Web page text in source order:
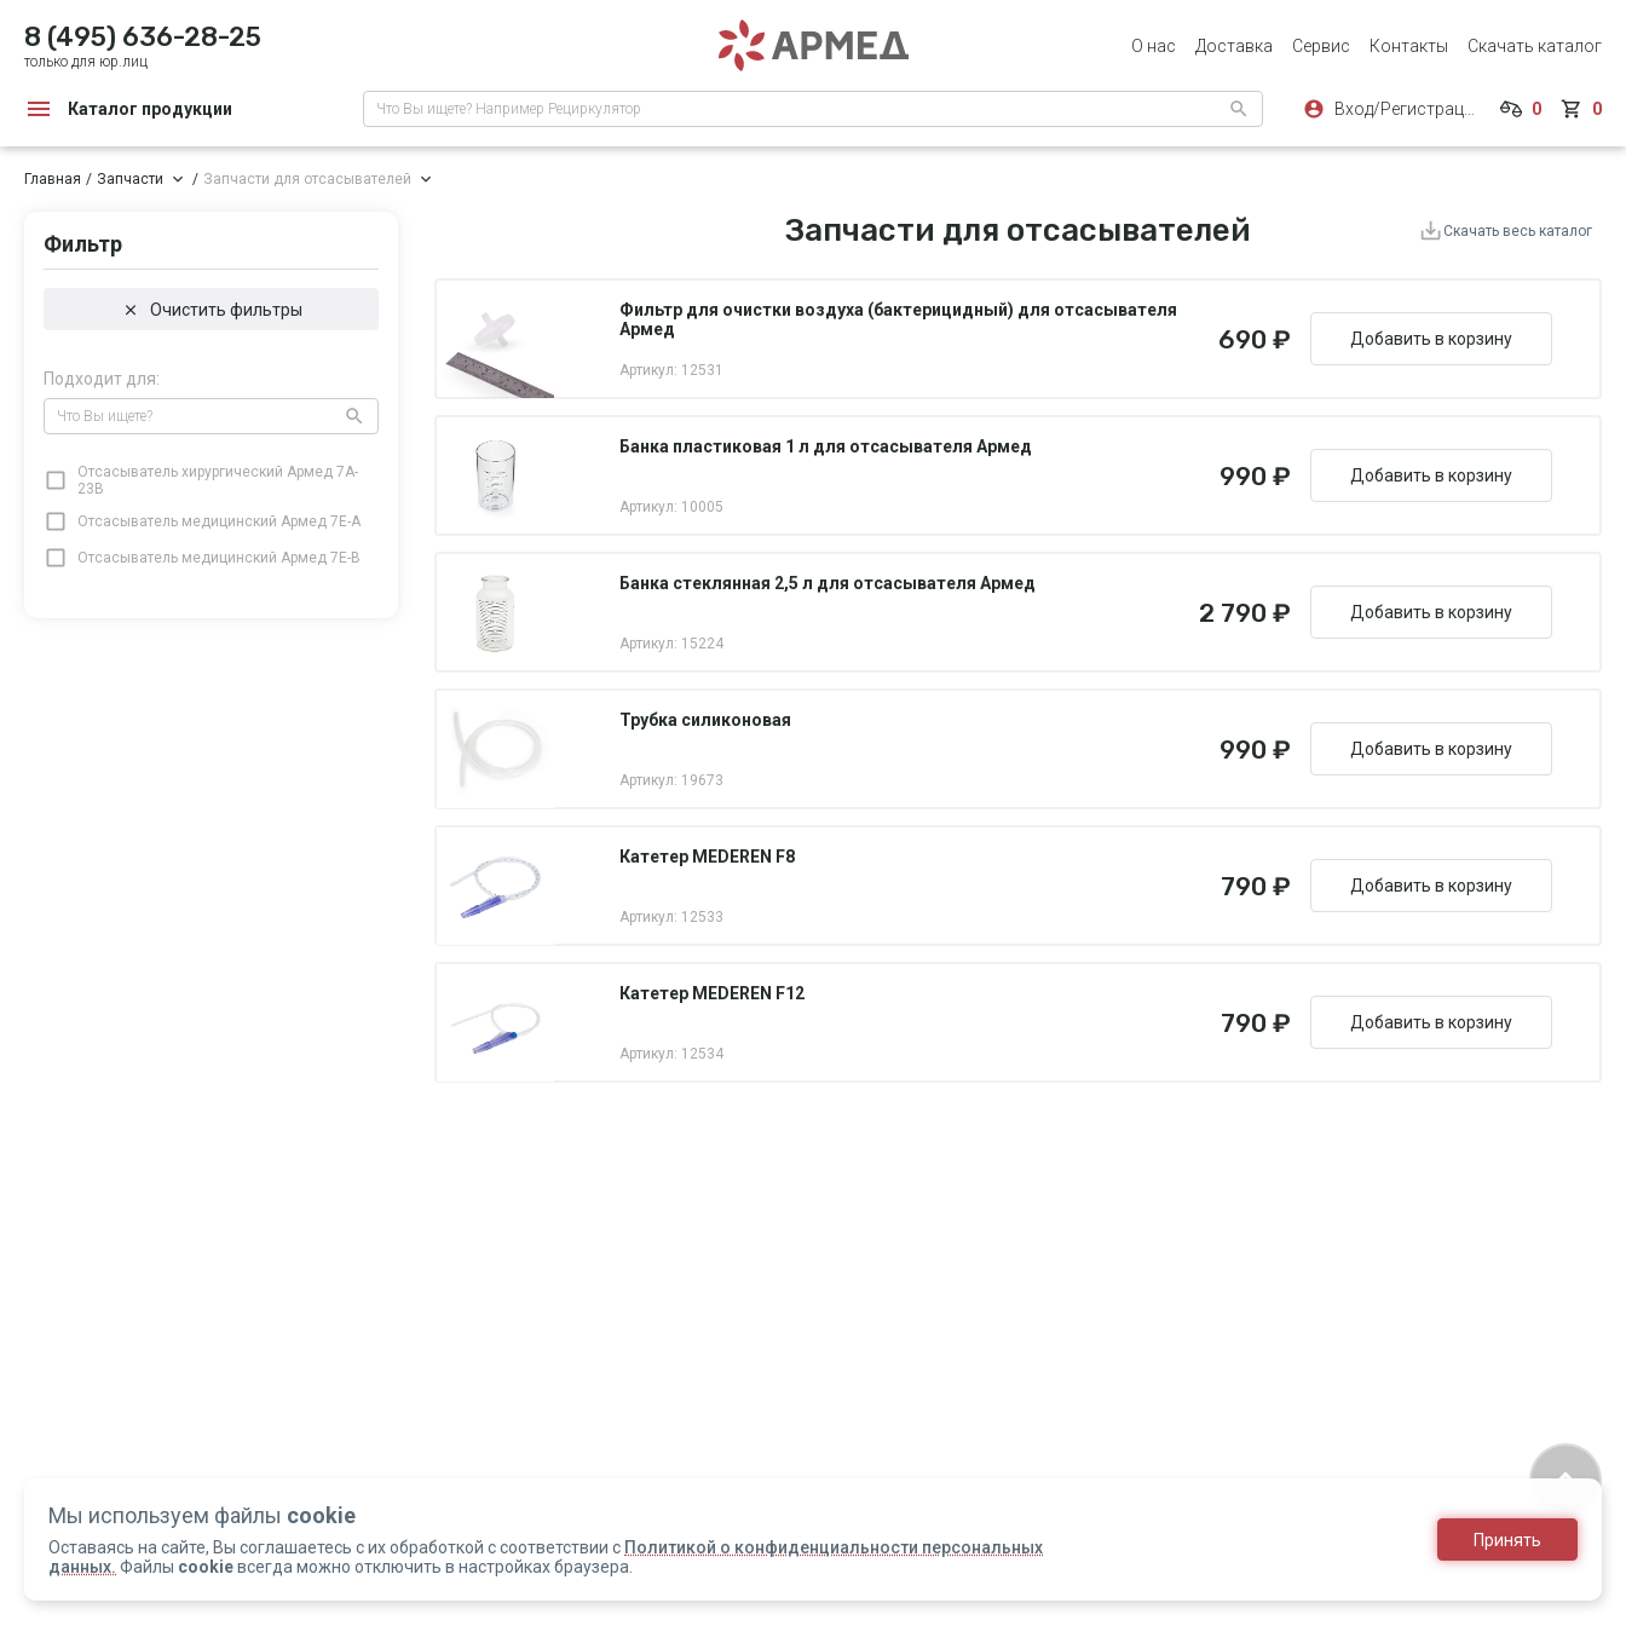
8 (495) 636-28-25
только для юр.лиц
О нас Доставка Сервис Контакты Скачать каталог
Каталог продукции Что Вы ищете? Например Рециркулятор 0 0
Главная Запчасти Запчасти для отсасывателей
Фильтр
Очистить фильтры
Подходит для:
Что Вы ищете?
Отсасыватель хирургический Армед 7A-
23B
Отсасыватель медицинский Армед 7Е-А
Отсасыватель медицинский Армед 7Е-В
Скачать весь каталог
Запчасти для отсасывателей
Фильтр для очистки воздуха (бактерицидный) для отсасывателя
Армед
Артикул: 12531
690 ₽ Добавить в корзину
Банка пластиковая 1 л для отсасывателя Армед
Артикул: 10005
990 ₽ Добавить в корзину
Банка стеклянная 2,5 л для отсасывателя Армед
Артикул: 15224
2 790 ₽ Добавить в корзину
Трубка силиконовая
Артикул: 19673
990 ₽ Добавить в корзину
Катетер MEDEREN F8
Артикул: 12533
790 ₽ Добавить в корзину
Катетер MEDEREN F12
Артикул: 12534
790 ₽ Добавить в корзину
Мы используем файлы cookie
Оставаясь на сайте, Вы соглашаетесь с их обработкой с соответствии с Политикой о конфиденциальности персональных
данных. Файлы cookieвсегда можно отключить в настройках браузера.
Принять